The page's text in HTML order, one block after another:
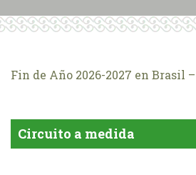
Fin de Año 2026-2027 en Brasil
Circuito a medida